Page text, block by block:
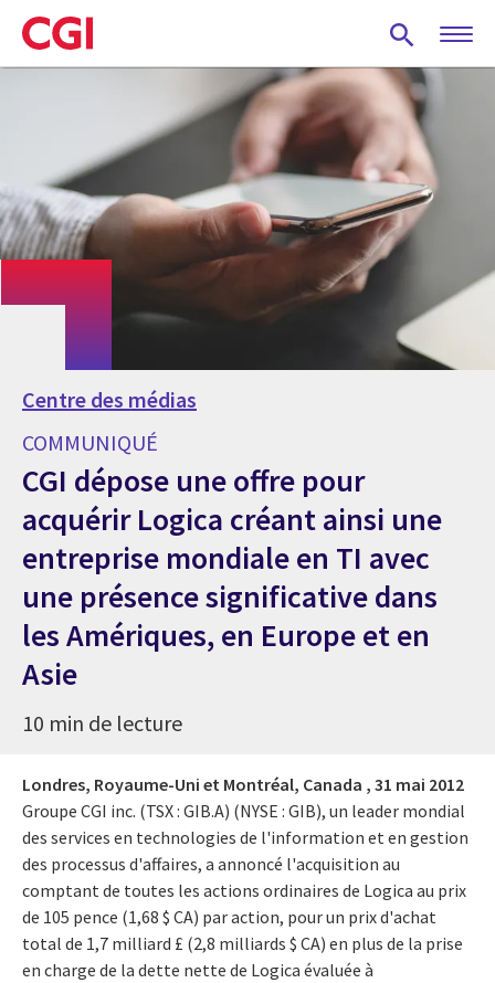
Skip
to
main
Centre des médias
COMMUNIQUÉ
CGI dépose une offre pour
acquérir Logica créant ainsi une
entreprise mondiale en TI avec
une présence significative dans
les Amériques, en Europe et en
Asie
10 min de lecture
Londres, Royaume-Uni et Montréal, Canada , 31 mai 2012
Groupe CGI inc. (TSX : GIB.A) (NYSE : GIB), un leader mondial
des services en technologies de l'information et en gestion
des processus d'affaires, a annoncé l'acquisition au
comptant de toutes les actions ordinaires de Logica au prix
de 105 pence (1,68 $ CA) par action, pour un prix d'achat
total de 1,7 milliard £ (2,8 milliards $ CA) en plus de la prise
en charge de la dette nette de Logica évaluée à